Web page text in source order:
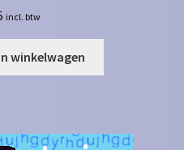
incl. btw
winkelwagen